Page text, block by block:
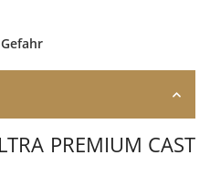
Gefahr
PREMIUM CAST